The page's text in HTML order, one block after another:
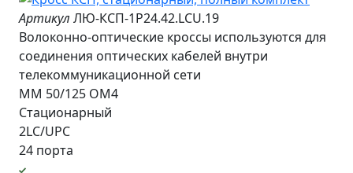
Артикул ЛЮ-КСП-1Р24.42.LCU.19
Волоконно-оптические кроссы используются для
соединения оптических кабелей внутри
телекоммуникационной сети
MM 50/125 OM4
Стационарный
2LC/UPC
24 порта